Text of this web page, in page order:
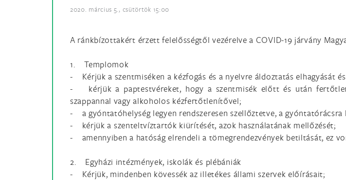
2020. március 5., csütörtök 15:00
A ránkbízottakért érzett felelősségtől vezérelve a COVID-19 járvány
1. Templomok
- Kérjük a szentmiséken a kézfogás és a nyelvre áldoztatás elhagyását
- kérjük a paptestvéreket, hogy a szentmisék előtt és után
szappannal vagy alkoholos kézfertőtlenítővel;
- a gyóntatóhelység legyen rendszeresen szellőztetve, a
- kérjük a szenteltvíztartók kiürítését, azok használatának mellőzését;
- amennyiben a hatóság elrendeli a tömegrendezvények betiltását, ez
2. Egyházi intézmények, iskolák és plébániák
- Kérjük, mindenben kövessék az illetékes állami szervek előírásait;